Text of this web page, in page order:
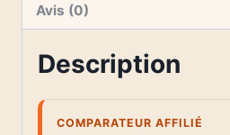
Avis (0)
Description
COMPARATEUR AFFILIÉ